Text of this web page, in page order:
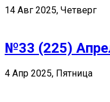
14 Авг 2025, Четверг
№33 (225)
4 Апр 2025, Пятница